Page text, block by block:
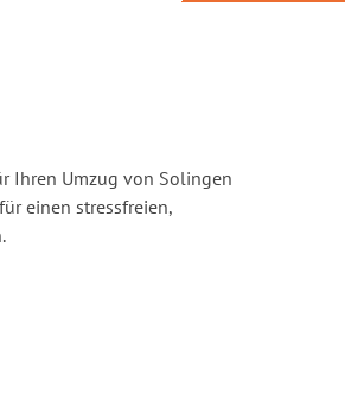
Ihren Umzug von Solingen
einen stressfreien,